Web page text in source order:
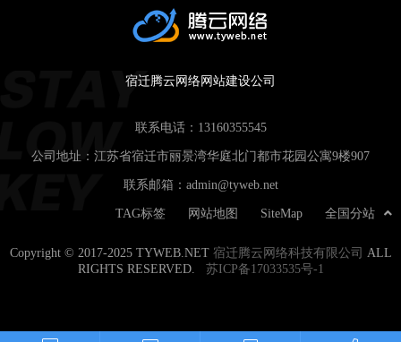
宿迁腾云网络网站建设公司
联系电话： 13160355545
公司地址：江苏省宿迁市丽景湾华庭北门都市花园公寓9楼907
联系邮箱： admin@tyweb.net
全国分站
SiteMap
网站地图
TAG标签
Copyright © 2017-2025 TYWEB.NET 宿迁腾云网络科技有限公司
ALL
RIGHTS RESERVED. 苏ICP备17033535号-1